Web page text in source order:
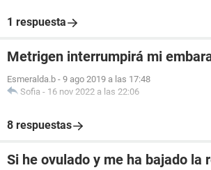
1 respuesta
Metrigen interrumpirá mi
Esmeralda.b - 9 ago 2019 a las 17:48
Sofia - 16 nov 2022 a las 22:06
8 respuestas
Si he ovulado y me ha bajado la